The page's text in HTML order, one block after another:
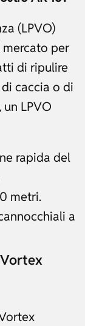
(LPVO)
per
di ripulire
caccia o di
LPVO
rapida del
metri.
a